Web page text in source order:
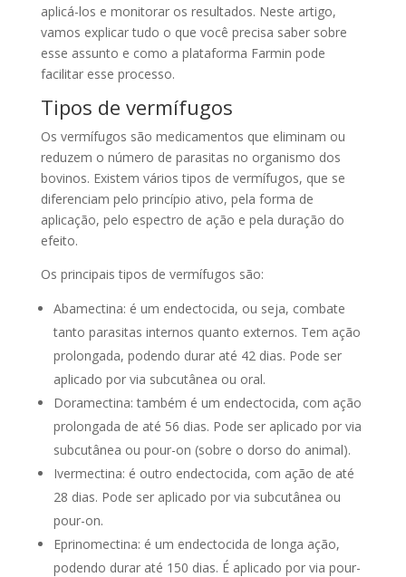
aplicá-los e monitorar os resultados. Neste artigo,
vamos explicar tudo o que você precisa saber sobre
esse assunto e como a plataforma Farmin pode
facilitar esse processo.
Tipos de vermífugos
Os vermífugos são medicamentos que eliminam ou
reduzem o número de parasitas no organismo dos
bovinos. Existem vários tipos de vermífugos, que se
diferenciam pelo princípio ativo, pela forma de
aplicação, pelo espectro de ação e pela duração do
efeito.
Os principais tipos de vermífugos são:
Abamectina: é um endectocida, ou seja, combate
tanto parasitas internos quanto externos. Tem ação
prolongada, podendo durar até 42 dias. Pode ser
aplicado por via subcutânea ou oral.
Doramectina: também é um endectocida, com ação
prolongada de até 56 dias. Pode ser aplicado por via
subcutânea ou pour-on (sobre o dorso do animal).
Ivermectina: é outro endectocida, com ação de até
28 dias. Pode ser aplicado por via subcutânea ou
pour-on.
Eprinomectina: é um endectocida de longa ação,
podendo durar até 150 dias. É aplicado por via pour-